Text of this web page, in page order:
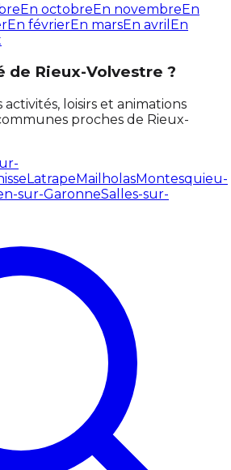
En octobreEn novembreEn
En févrierEn marsEn avril En
de Rieux-Volvestre ?
loisirs et animations
proches de Rieux-
LatrapeMailholasMontesquieu-
sur-GaronneSalles-sur-